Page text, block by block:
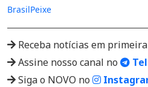
BrasilPeixe
Receba notícias em
Assine nosso canal no
Siga o NOVO no